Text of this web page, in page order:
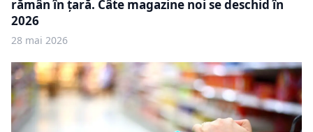
rămân în țară. Câte magazine noi se deschid în
2026
28 mai 2026